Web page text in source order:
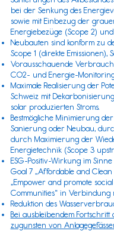
bei der Senkung des
sowie mit Einbezug der
Energiebezüge (Scope 2)
Neubauten sind konform zu
Scope 1 (direkte Emissionen),
Vorausschauende
CO2- und Energie-
Maximale Realisierung der
Schweiz mit
solar produzierten Stroms.
Bestmögliche Minimierung
Sanierung oder Neubau,
durch Maximierung der
Energietechnik (Scope 3
ESG-Positiv-Wirkung im
Goal 7 „Affordable and
„Empower and promote
Communities“ in Verbindung
Reduktion des
Bei ausbleibendem
zugunsten von